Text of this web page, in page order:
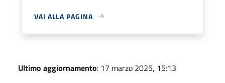
VAI ALLA PAGINA
Ultimo aggiornamento: 17 marzo 2025, 15:13